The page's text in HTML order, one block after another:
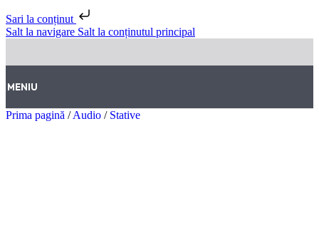
Sari la conținut
Salt la navigare Salt la conținutul principal
MENIU
Prima pagină / Audio / Stative